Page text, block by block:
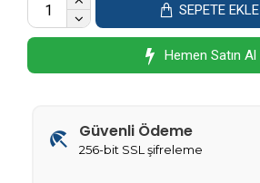
SEPETE EKLE
Hemen Satın Al
Güvenli Ödeme
256-bit SSL şifreleme